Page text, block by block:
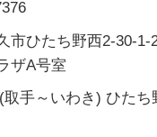
市ひたち野西2-30-1-
ザA号室
手～いわき) ひたち